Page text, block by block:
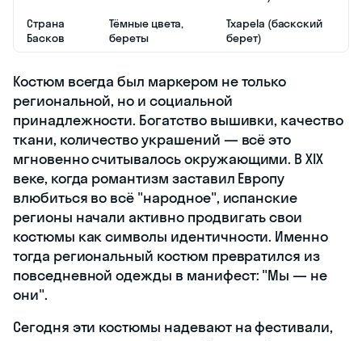
Страна
Басков
Тёмные цвета,
береты
Txapela (баскский
берет)
Костюм всегда был маркером не только
региональной, но и социальной
принадлежности. Богатство вышивки, качество
ткани, количество украшений — всё это
мгновенно считывалось окружающими. В XIX
веке, когда романтизм заставил Европу
влюбиться во всё "народное", испанские
регионы начали активно продвигать свои
костюмы как символы идентичности. Именно
тогда региональный костюм превратился из
повседневной одежды в манифест: "Мы — не
они".
Сегодня эти костюмы надевают на фестивали,